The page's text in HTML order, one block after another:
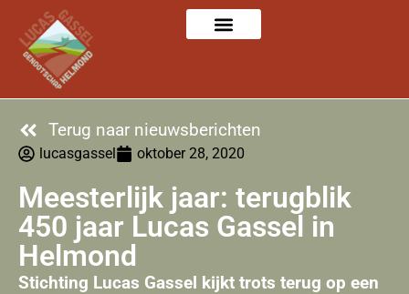
Terug naar nieuwsberichten
lucasgassel oktober 28, 2020
Meesterlijk jaar: terugblik
450 jaar Lucas Gassel in
Helmond
Stichting Lucas Gassel kijkt trots terug op een